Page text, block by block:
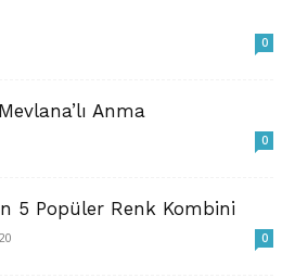
0
Anma
0
5 Popüler Renk Kombini
0